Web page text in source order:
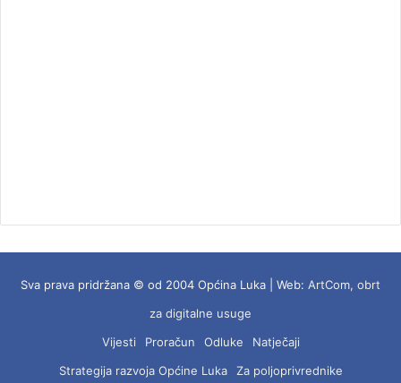
Sva prava pridržana © od 2004 Općina Luka | Web: ArtCom, obrt
za digitalne usuge
Vijesti
Proračun Odluke
Natječaji
Strategija razvoja Općine Luka
Za poljoprivrednike